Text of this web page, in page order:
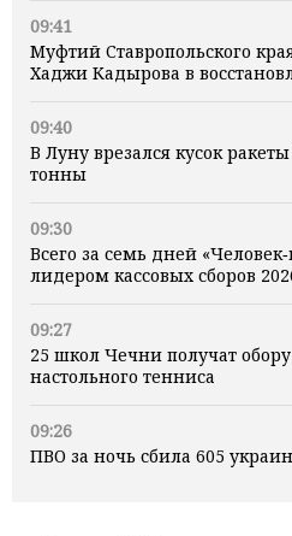
09:41
Муфтий Ставропольского
Хаджи Кадырова в
09:40
В Луну врезался кусок
тонны
09:30
Всего за семь дней
лидером кассовых сборов
09:27
25 школ Чечни получат
настольного тенниса
09:26
ПВО за ночь сбила 605